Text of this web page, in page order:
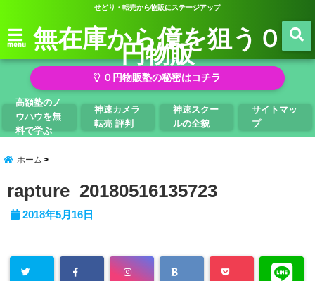
せどり・転売から物販にステージアップ
menu 無在庫から億を狙う０
円物販
０円物販塾の秘密はコチラ
高額塾のノ
ウハウを無
料で学ぶ
神速カメラ
転売 評判
神速スクー
ルの全貌
サイトマッ
プ
ホーム
rapture_20180516135723
2018年5月16日